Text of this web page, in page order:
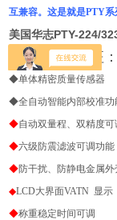
互兼容。这是就是PTY系
美国华志PTY-224/
主要性能特征：
◆单体精密质量传感器
◆全自动智能内部校准功
◆自动双量程、双精度可
◆六级防震滤波可调功能
◆防干扰、防静电金属外
◆LCD大界面VATN 显示
◆称重稳定时间可调